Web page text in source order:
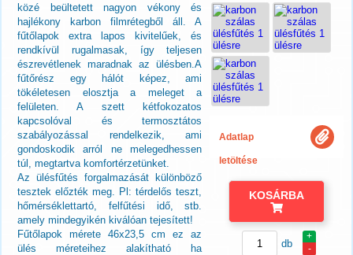
közé beültetett nagyon vékony és
hajlékony karbon filmrétegből áll. A
fűtőlapok extra lapos kivitelűek, és
rendkívül rugalmasak, így teljesen
észrevétlenek maradnak az ülésben.A
fűtőrész egy hálót képez, ami
tökéletesen elosztja a meleget a
felületen. A szett kétfokozatos
kapcsolóval és termosztátos
szabályozással rendelkezik, ami
gondoskodik arról ne melegedhessen
túl, megtartva komfortérzetünket.
Az ülésfűtés forgalmazását különböző
tesztek előzték meg. Pl: térdelős teszt,
hőmérséklettartó, felfűtési idő, stb.
amely mindegyikén kiválóan tejesített!
Fűtőlapok mérete 46x23,5 cm ez az
ülés méreteihez alakítható ha
Adatlap
letöltése
KOSÁRBA
+
-
db